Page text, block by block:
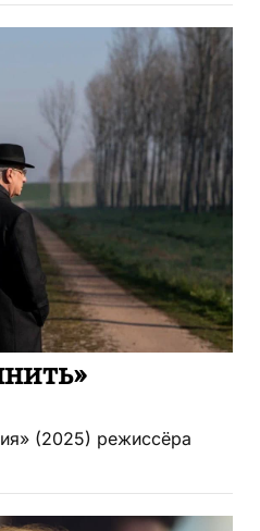
(2025) режиссёра